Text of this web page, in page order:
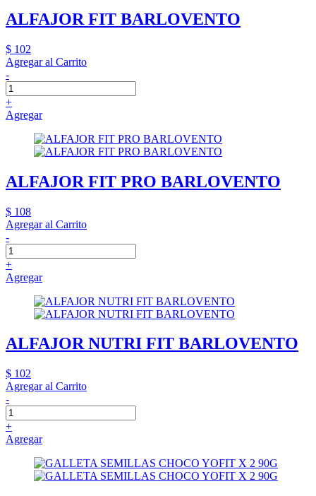
ALFAJOR FIT BARLOVENTO
$ 102
Agregar al Carrito
-
+
Agregar
ALFAJOR FIT PRO BARLOVENTO
$ 108
Agregar al Carrito
-
+
Agregar
ALFAJOR NUTRI FIT BARLOVENTO
$ 102
Agregar al Carrito
-
+
Agregar